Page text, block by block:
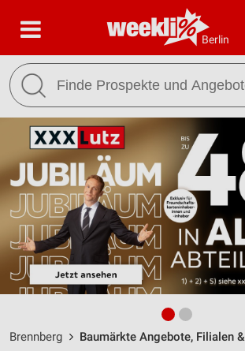
Berlin
Brennberg Baumärkte Angebote, Filialen